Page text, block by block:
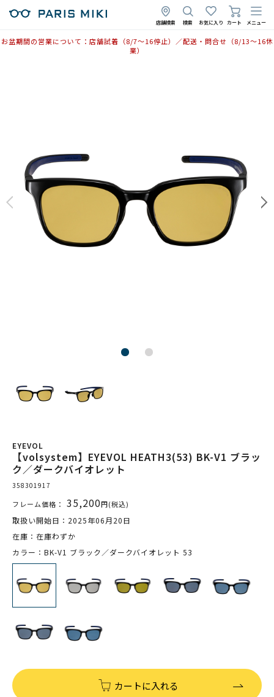
店舗検索 検索 お気に入り カート メニュー
お盆期間の営業について：店舗試着（8/7〜16停止）／配送・問合せ（8/13〜16休
業）
EYEVOL
【volsystem】EYEVOL HEATH3(53) BK-V1 ブラッ
ク／ダークバイオレット
358301917
フレーム価格： 35,200円(税込)
取扱い開始日：2025年06月20日
在庫：在庫わずか
カラー：BK-V1 ブラック／ダークバイオレット 53
カートに入れる